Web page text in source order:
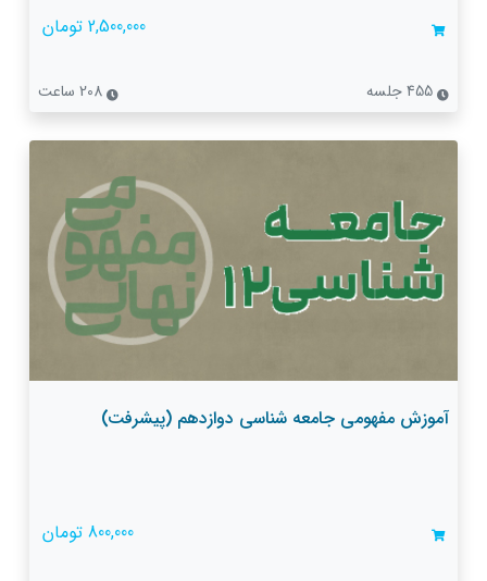
2,500,000 تومان
آموزش مفهومی جامعه شناسی دوازدهم (پیشرفت)
800,000 تومان